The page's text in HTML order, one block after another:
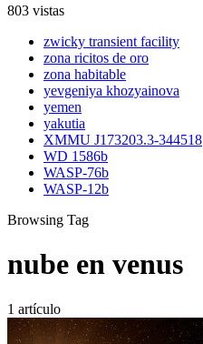
803 vistas
zwicky transient facility
zona ricitos de oro
zona habitable
yevgeniya khozyainova
yemen
yakutia
XMMU J173203.3-344518
WD 1586b
WASP-76b
WASP-12b
Browsing Tag
nube en venus
1 artículo